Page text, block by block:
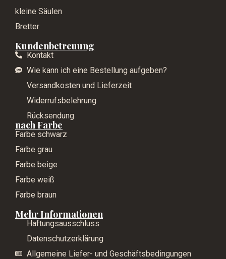
kleine Säulen
Bretter
Kundenbetreuung
Kontakt
Wie kann ich eine Bestellung aufgeben?
Versandkosten und Lieferzeit
Widerrufsbelehrung
Rücksendung
nach Farbe
Farbe schwarz
Farbe grau
Farbe beige
Farbe weiß
Farbe braun
Mehr Informationen
Haftungsausschluss
Datenschutzerklärung
Allgemeine Liefer- und Geschäftsbedingungen